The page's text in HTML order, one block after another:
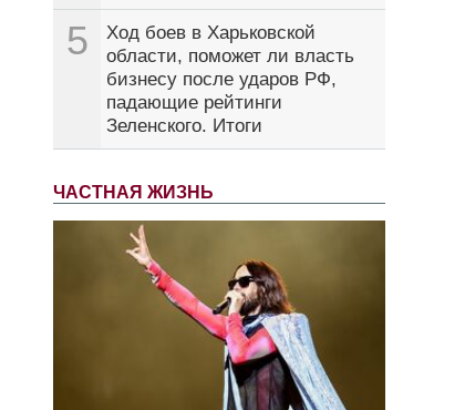
5
Ход боев в Харьковской
области, поможет ли власть
бизнесу после ударов РФ,
падающие рейтинги
Зеленского. Итоги
ЧАСТНАЯ ЖИЗНЬ